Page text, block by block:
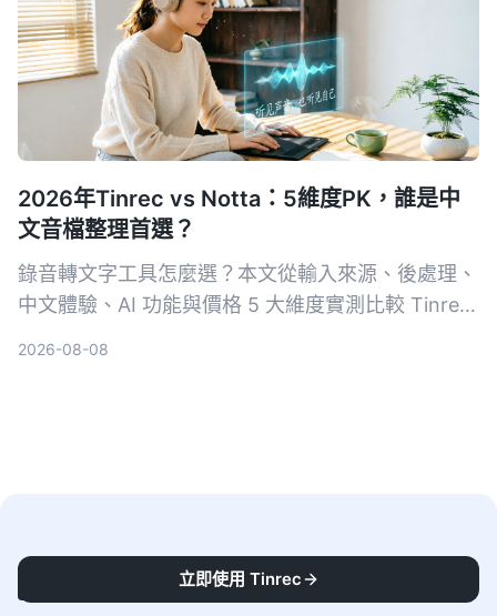
2026年Tinrec vs Notta：5維度PK，誰是中
文音檔整理首選？
錄音轉文字工具怎麼選？本文從輸入來源、後處理、
中文體驗、AI 功能與價格 5 大維度實測比較 Tinrec
2026-08-08
立即使用 Tinrec